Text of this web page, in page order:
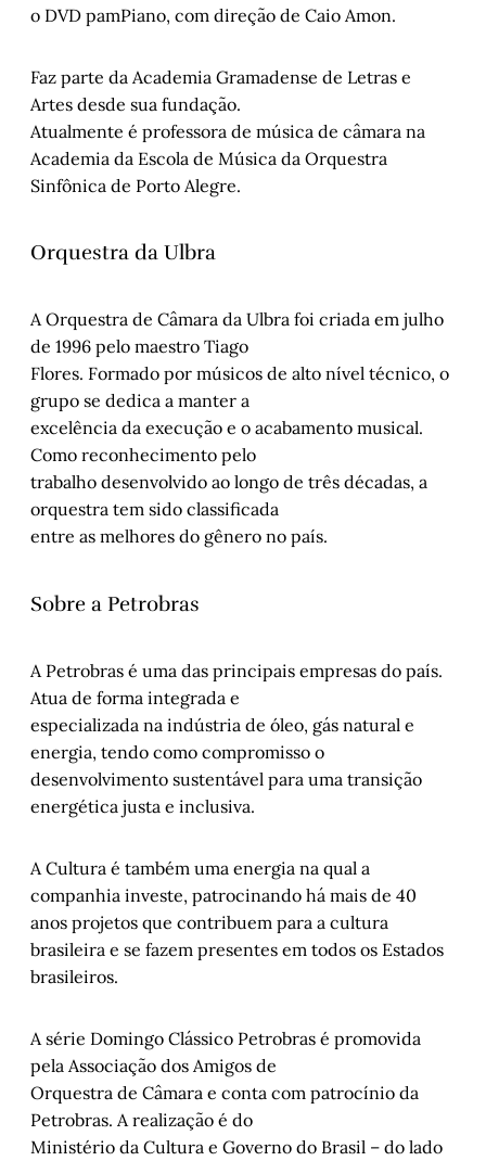
o DVD pamPiano, com direção de Caio Amon.
Faz parte da Academia Gramadense de Letras e
Artes desde sua fundação.
Atualmente é professora de música de câmara na
Academia da Escola de Música da Orquestra
Sinfônica de Porto Alegre.
Orquestra da Ulbra
A Orquestra de Câmara da Ulbra foi criada em julho
de 1996 pelo maestro Tiago
Flores. Formado por músicos de alto nível técnico, o
grupo se dedica a manter a
excelência da execução e o acabamento musical.
Como reconhecimento pelo
trabalho desenvolvido ao longo de três décadas, a
orquestra tem sido classificada
entre as melhores do gênero no país.
Sobre a Petrobras
A Petrobras é uma das principais empresas do país.
Atua de forma integrada e
especializada na indústria de óleo, gás natural e
energia, tendo como compromisso o
desenvolvimento sustentável para uma transição
energética justa e inclusiva.
A Cultura é também uma energia na qual a
companhia investe, patrocinando há mais de 40
anos projetos que contribuem para a cultura
brasileira e se fazem presentes em todos os Estados
brasileiros.
A série Domingo Clássico Petrobras é promovida
pela Associação dos Amigos de
Orquestra de Câmara e conta com patrocínio da
Petrobras. A realização é do
Ministério da Cultura e Governo do Brasil – do lado